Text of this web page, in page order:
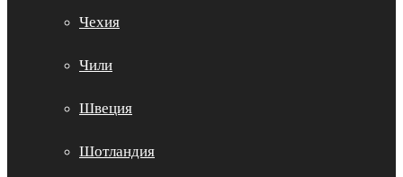
Чехия
Чили
Швеция
Шотландия